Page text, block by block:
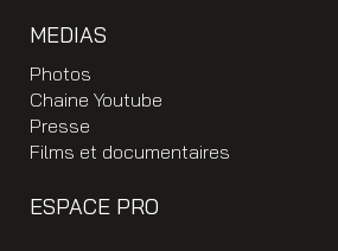
MEDIAS
Photos
Chaine Youtube
Presse
Films et documentaires
ESPACE PRO